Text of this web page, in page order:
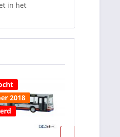
in het
2018